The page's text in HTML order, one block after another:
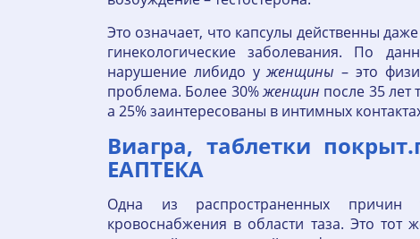
Это означает, что капсулы действенны
гинекологические заболевания. По
нарушение либидо уженщины – это
проблема. Более 30%женщин после 35 лет
а 25% заинтересованы в интимных
Виагра, таблетки
ЕАПТЕКА
Одна из распространенных причин
кровоснабжения в области таза. Это тот